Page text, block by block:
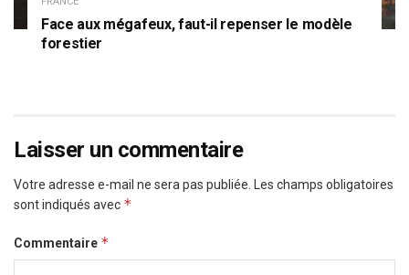
Face aux mégafeux, faut-il repenser le modèle
forestier
Laisser un commentaire
Votre adresse e-mail ne sera pas publiée.
Les champs obligatoires
sont indiqués avec *
Commentaire *